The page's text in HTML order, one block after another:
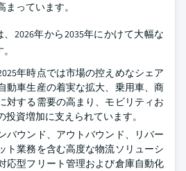
っています。
、2026年から2035年にかけて大幅な
年時点では市場の控えめなシェア
動車生産の着実な拡大、乗用車、商
対する需要の高まり、モビリティお
資増加に支えられています。
バウンド、アウトバウンド、リバー
ト業務を含む高度な物流ソリューシ
応型フリート管理および倉庫自動化